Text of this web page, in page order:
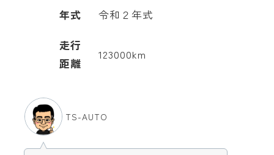
年式
令和２年式
走行
距離
123000km
TS-AUTO